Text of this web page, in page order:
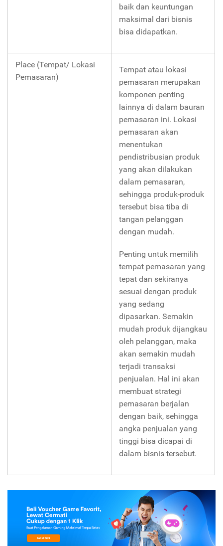
baik dan keuntungan
maksimal dari bisnis
bisa didapatkan.
Place (Tempat/ Lokasi
Pemasaran)
Tempat atau lokasi
pemasaran merupakan
komponen penting
lainnya di dalam bauran
pemasaran ini. Lokasi
pemasaran akan
menentukan
pendistribusian produk
yang akan dilakukan
dalam pemasaran,
sehingga produk-produk
tersebut bisa tiba di
tangan pelanggan
dengan mudah.
Penting untuk memilih
tempat pemasaran yang
tepat dan sekiranya
sesuai dengan produk
yang sedang
dipasarkan. Semakin
mudah produk dijangkau
oleh pelanggan, maka
akan semakin mudah
terjadi transaksi
penjualan. Hal ini akan
membuat strategi
pemasaran berjalan
dengan baik, sehingga
angka penjualan yang
tinggi bisa dicapai di
dalam bisnis tersebut.